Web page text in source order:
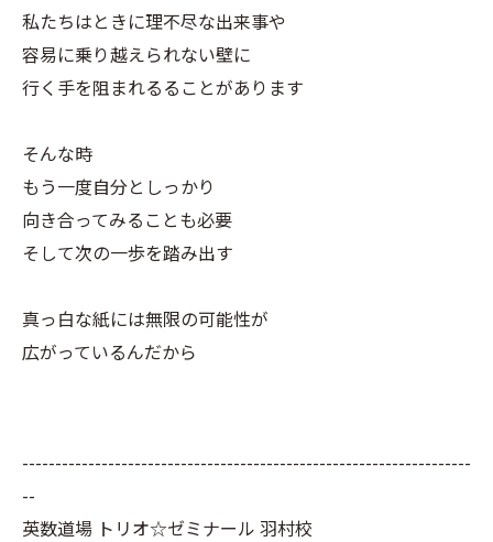
私たちはときに理不尽な出来事や
容易に乗り越えられない壁に
行く手を阻まれるることがあります
そんな時
もう一度自分としっかり
向き合ってみることも必要
そして次の一歩を踏み出す
真っ白な紙には無限の可能性が
広がっているんだから
--------------------------------------------------------------------
--
英数道場 トリオ☆ゼミナール 羽村校